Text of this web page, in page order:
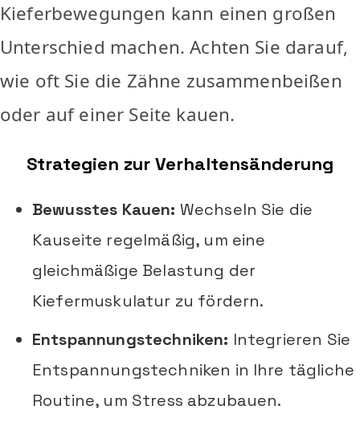
Kieferbewegungen kann einen großen
Unterschied machen. Achten Sie darauf,
wie oft Sie die Zähne zusammenbeißen
oder auf einer Seite kauen.
Strategien zur Verhaltensänderung
Bewusstes Kauen: Wechseln Sie die
Kauseite regelmäßig, um eine
gleichmäßige Belastung der
Kiefermuskulatur zu fördern.
Entspannungstechniken: Integrieren Sie
Entspannungstechniken in Ihre tägliche
Routine, um Stress abzubauen.